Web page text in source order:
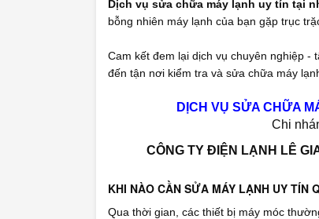
Dịch vụ sửa chữa máy lạnh uy tín tại
bỗng nhiên máy lạnh của bạn gặp trục
Cam kết đem lại dịch vụ chuyên nghiệp -
đến tận nơi kiểm tra và sửa chữa máy
DỊCH VỤ SỬA CHỮA
Chi
CÔNG TY ĐIỆN LẠNH LÊ
KHI NÀO CẦN SỬA MÁY LẠNH UY TÍN
Qua thời gian, các thiết bị máy móc